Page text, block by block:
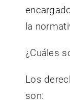
la
¿Cuáles
Los
son: